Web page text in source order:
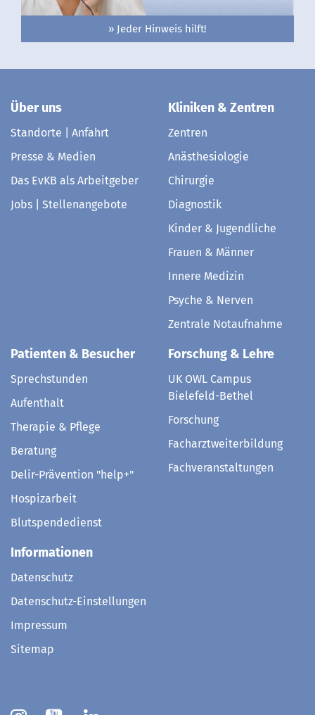
» Jeder Hinweis hilft!
Über uns
Standorte | Anfahrt
Presse & Medien
Das EvKB als Arbeitgeber
Jobs | Stellenangebote
Kliniken & Zentren
Zentren
Anästhesiologie
Chirurgie
Diagnostik
Kinder & Jugendliche
Frauen & Männer
Innere Medizin
Psyche & Nerven
Zentrale Notaufnahme
Patienten & Besucher
Sprechstunden
Aufenthalt
Therapie & Pflege
Beratung
Delir-Prävention "help+"
Hospizarbeit
Blutspendedienst
Forschung & Lehre
UK OWL Campus
Bielefeld-Bethel
Forschung
Facharztweiterbildung
Fachveranstaltungen
Informationen
Datenschutz
Datenschutz-Einstellungen
Impressum
Sitemap